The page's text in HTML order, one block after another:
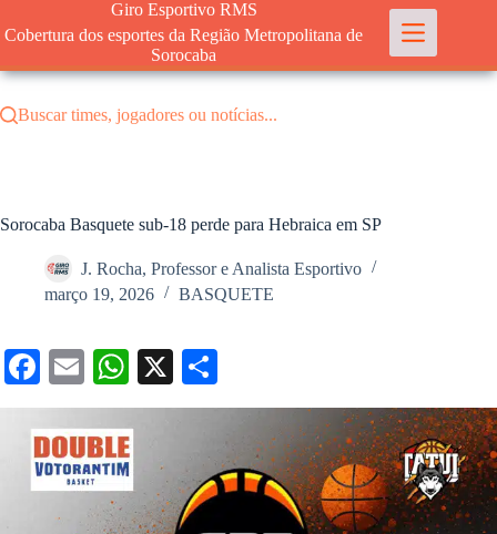
para
conteúdo
Giro Esportivo RMS
Cobertura dos esportes da Região Metropolitana de
Sorocaba
Buscar times, jogadores ou notícias...
Sorocaba Basquete sub-18 perde para Hebraica em SP
J. Rocha, Professor e Analista Esportivo
março 19, 2026
BASQUETE
Fa
ce
bo
ok
E
m
ail
W
ha
ts
A
pp
X
ha